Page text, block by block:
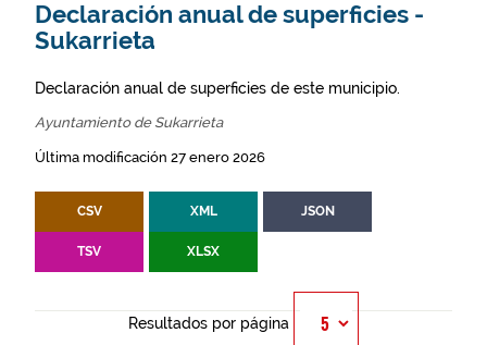
Declaración anual de superficies -
Sukarrieta
Declaración anual de superficies de este municipio.
Ayuntamiento de Sukarrieta
Última modificación 27 enero 2026
CSV XML JSON
TSV XLSX
Resultados por página